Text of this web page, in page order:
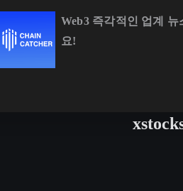
Web3 즉각적인 업계 뉴
요!